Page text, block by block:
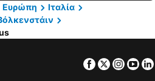
Ευρώπη
Ιταλία
Facebook
Twitter